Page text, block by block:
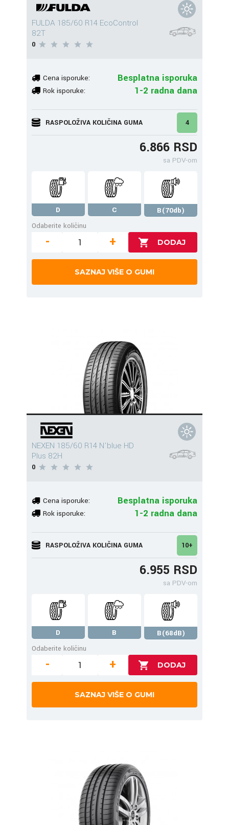
FULDA 185/60 R14 EcoControl
82T
0
Cena isporuke: Besplatna isporuka
Rok isporuke: 1-2 radna dana
RASPOLOŽIVA KOLIČINA GUMA 4
6.866 RSD
sa PDV-om
D C
B(70db)
Odaberite količinu
- +
SAZNAJ VIŠE O GUMI
NEXEN 185/60 R14 N'blue HD
Plus 82H
0
Cena isporuke: Besplatna isporuka
Rok isporuke: 1-2 radna dana
RASPOLOŽIVA KOLIČINA GUMA 10+
6.955 RSD
sa PDV-om
D B
B(68dB)
Odaberite količinu
- +
SAZNAJ VIŠE O GUMI